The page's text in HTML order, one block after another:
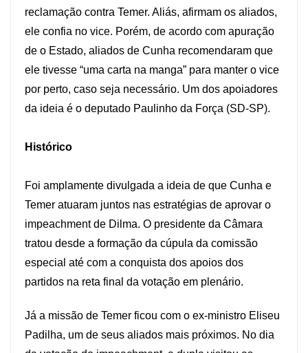
reclamação contra Temer. Aliás, afirmam os aliados,
ele confia no vice. Porém, de acordo com apuração
de o Estado, aliados de Cunha recomendaram que
ele tivesse “uma carta na manga” para manter o vice
por perto, caso seja necessário. Um dos apoiadores
da ideia é o deputado Paulinho da Força (SD-SP).
Histórico
Foi amplamente divulgada a ideia de que Cunha e
Temer atuaram juntos nas estratégias de aprovar o
impeachment de Dilma. O presidente da Câmara
tratou desde a formação da cúpula da comissão
especial até com a conquista dos apoios dos
partidos na reta final da votação em plenário.
Já a missão de Temer ficou com o ex-ministro Eliseu
Padilha, um de seus aliados mais próximos. No dia